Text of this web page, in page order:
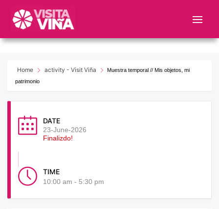
este
web
sistemaHome activity - Visit Viña
Muestra temporal // Mis objetos, mi
patrimonio
DATE
23-June-2026
Finalizdo!
TIME
10:00 am - 5:30 pm